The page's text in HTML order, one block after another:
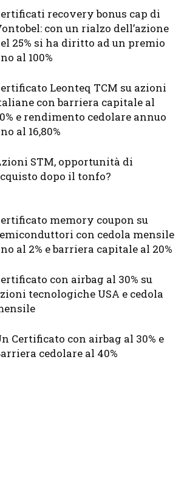
recovery bonus cap di
con un rialzo dell’azione
25% si ha diritto ad un premio
al 100%
Leonteq TCM su azioni
con barriera capitale al
e rendimento cedolare annuo
al 16,80%
STM, opportunità di
dopo il tonfo?
memory coupon su
con cedola mensile
al 2% e barriera capitale al 20%
con airbag al 30% su
tecnologiche USA e cedola
Certificato con airbag al 30% e
cedolare al 40%